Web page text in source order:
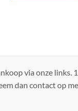
via onze links.
dan contact op